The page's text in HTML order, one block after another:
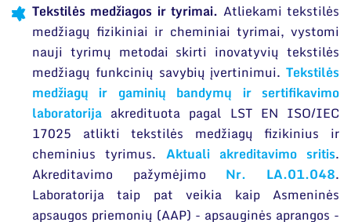
Tekstilės medžiagos ir tyrimai. Atliekami tekstilės
medžiagų fizikiniai ir cheminiai tyrimai, vystomi
nauji tyrimų metodai skirti inovatyvių tekstilės
medžiagų funkcinių savybių įvertinimui. Tekstilės
medžiagų ir gaminių bandymų ir sertifikavimo
laboratorija akredituota pagal LST EN ISO/IEC
17025 atlikti tekstilės medžiagų fizikinius ir
cheminius tyrimus. Aktuali akreditavimo sritis.
Akreditavimo pažymėjimo Nr. LA.01.048.
Laboratorija taip pat veikia kaip Asmeninės
apsaugos priemonių (AAP) - apsauginės aprangos -